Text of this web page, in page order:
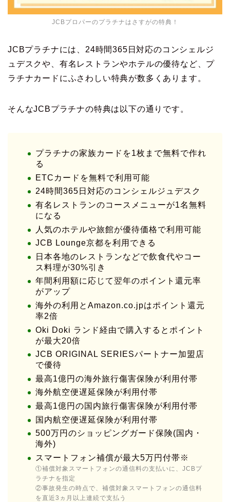
JCBプロパーのプラチナはさすがの特典！
JCBプラチナには、24時間365日対応のコンシェルジ
ュデスクや、有名レストランやホテルの優待など、プ
ラチナカードにふさわしい特典が数多くあります。
そんなJCBプラチナの特典は以下の通りです。
プラチナの家族カードを1枚まで無料で作れ
る
ETCカードを無料で利用可能
24時間365日対応のコンシェルジュデスク
有名レストランのコースメニューが1名無料
になる
人気のホテルや旅館が優待価格で利用可能
JCB Lounge京都を利用できる
日本各地のレストランなどで飲食代やコー
ス料理が30%引き
年間利用額に応じて翌年のポイント還元率
がアップ
海外の利用とAmazon.co.jpはポイント還元
率2倍
Oki Doki ランド経由で購入するとポイント
が最大20倍
JCB ORIGINAL SERIESパートナー加盟店
で優待
最高1億円の海外旅行傷害保険が利用付帯
海外航空便遅延保険が利用付帯
最高1億円の国内旅行傷害保険が利用付帯
国内航空便遅延保険が利用付帯
500万円のショッピングガード保険(国内・
海外)
スマートフォン補償が最大5万円付帯※
①補償対象スマートフォンの通信料の支払いに、JCBプ
ラチナを指定
②事故発生の時点で、補償対象スマートフォンの通信料
を直近3ヵ月以上連続で支払う